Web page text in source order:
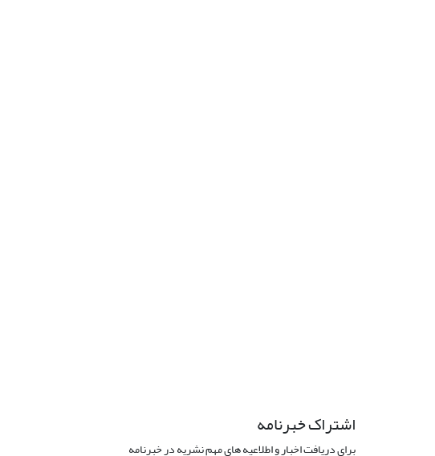
اشتراک خبرنامه
برای دریافت اخبار و اطلاعیه های مهم نشریه در خبرنامه